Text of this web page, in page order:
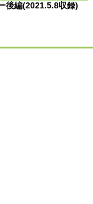
後編(2021.5.8収録)